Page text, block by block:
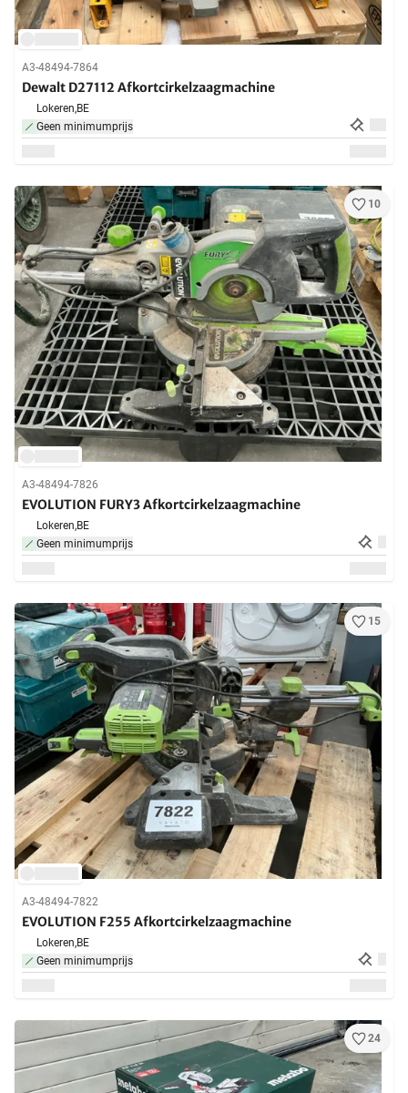
A3-48494-7864
Dewalt D27112 Afkortcirkelzaagmachine
Lokeren,BE
Geen minimumprijs
10
A3-48494-7826
EVOLUTION FURY3 Afkortcirkelzaagmachine
Lokeren,BE
Geen minimumprijs
15
A3-48494-7822
EVOLUTION F255 Afkortcirkelzaagmachine
Lokeren,BE
Geen minimumprijs
24